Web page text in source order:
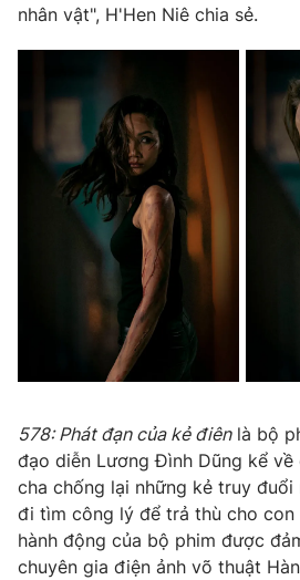
Phó Tổng Biên tập: Nguyễn Thị Mỹ
024.38 355 931 -
Ðiện thoại Thời báo VTV:024.66 897
toasoan@vtv.vn
Liên hệ quảng cáo:
024-7300.7108
® Cấm sao chép dưới mọi hình thức
thuận bằng văn bản. Ghi rõ nguồn
thông tin từ website này.
nhân vật", H'Hen Niê chia sẻ.
578: Phát đạn của kẻ điênlà bộ
đạo diễn Lương Đình Dũng kể về
cha chống lại những kẻ truy đuổi
đi tìm công lý để trả thù cho con
hành động của bộ phim được
chuyên gia điện ảnh võ thuật